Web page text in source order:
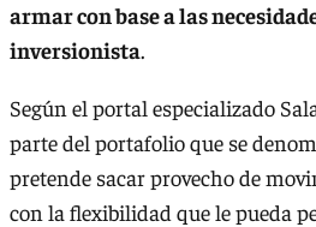
armar con base a las
inversionista.
Según el portal especializado
parte del portafolio que se
pretende sacar provecho de
con la flexibilidad que le pueda